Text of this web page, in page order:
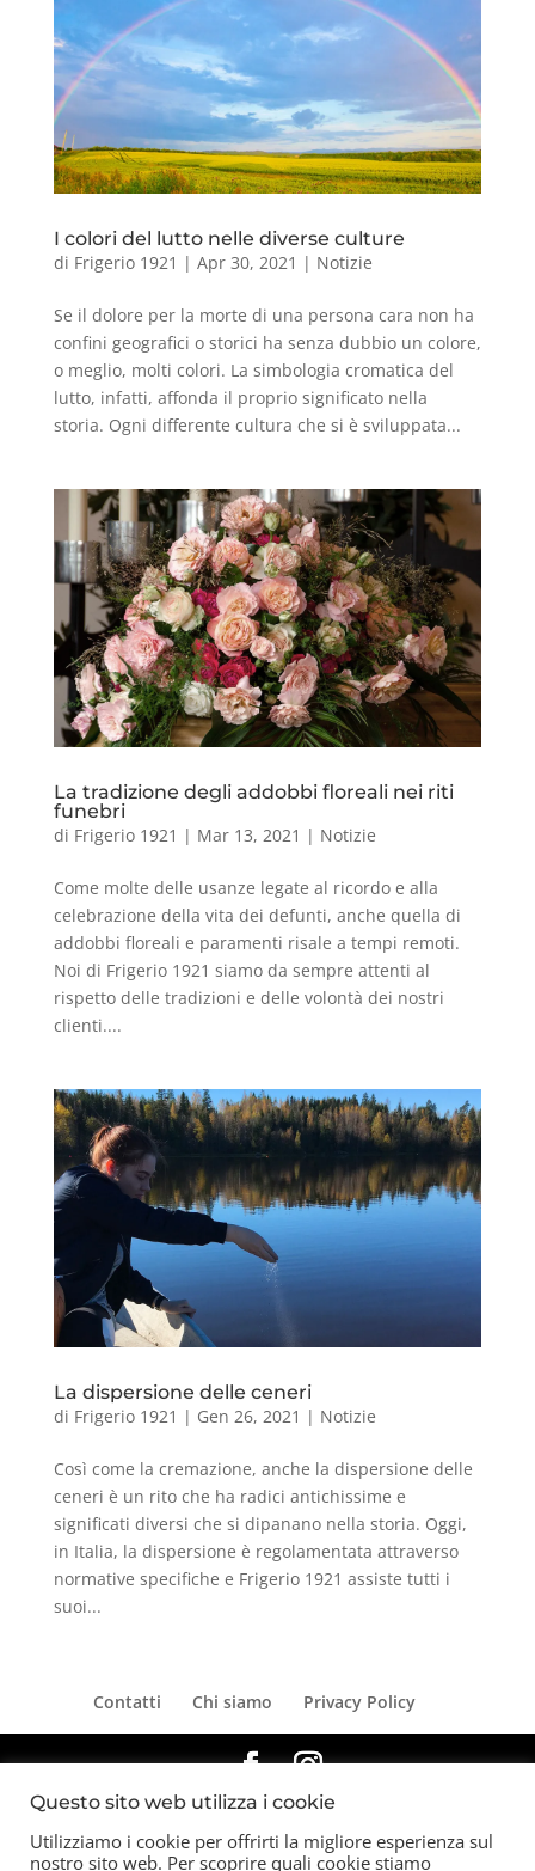
I colori del lutto nelle diverse culture
di Frigerio 1921 | Apr 30, 2021 | Notizie
Se il dolore per la morte di una persona cara non ha
confini geografici o storici ha senza dubbio un colore,
o meglio, molti colori. La simbologia cromatica del
lutto, infatti, affonda il proprio significato nella
storia. Ogni differente cultura che si è sviluppata...
La tradizione degli addobbi floreali nei riti
funebri
di Frigerio 1921 | Mar 13, 2021 | Notizie
Come molte delle usanze legate al ricordo e alla
celebrazione della vita dei defunti, anche quella di
addobbi floreali e paramenti risale a tempi remoti.
Noi di Frigerio 1921 siamo da sempre attenti al
rispetto delle tradizioni e delle volontà dei nostri
clienti....
La dispersione delle ceneri
di Frigerio 1921 | Gen 26, 2021 | Notizie
Così come la cremazione, anche la dispersione delle
ceneri è un rito che ha radici antichissime e
significati diversi che si dipanano nella storia. Oggi,
in Italia, la dispersione è regolamentata attraverso
normative specifiche e Frigerio 1921 assiste tutti i
suoi...
Contatti Chi siamo Privacy Policy
Copyright 2026 © Frigerio Renzo Snc P.IVA
08003270157
Questo sito web utilizza i cookie
Utilizziamo i cookie per offrirti la migliore esperienza sul
nostro sito web. Per scoprire quali cookie stiamo